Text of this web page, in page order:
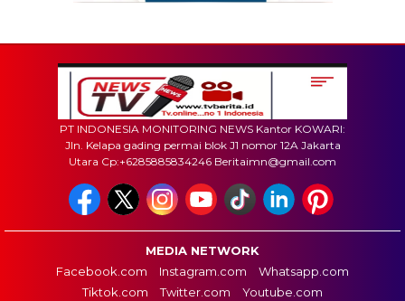
PT INDONESIA MONITORING NEWS Kantor KOWARI:
Jln. Kelapa gading permai blok J1 nomor 12A Jakarta
Utara Cp:+6285885834246 Beritaimn@gmail.com
MEDIA NETWORK
Facebook.com
Instagram.com
Whatsapp.com
Tiktok.com
Twitter.com Youtube.com